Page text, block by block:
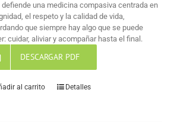
defiende una medicina compasiva centrada en
el respeto y la calidad de vida,
que siempre hay algo que se puede
cuidar, aliviar y acompañar hasta el final.
DESCARGAR PDF
al carrito Detalles